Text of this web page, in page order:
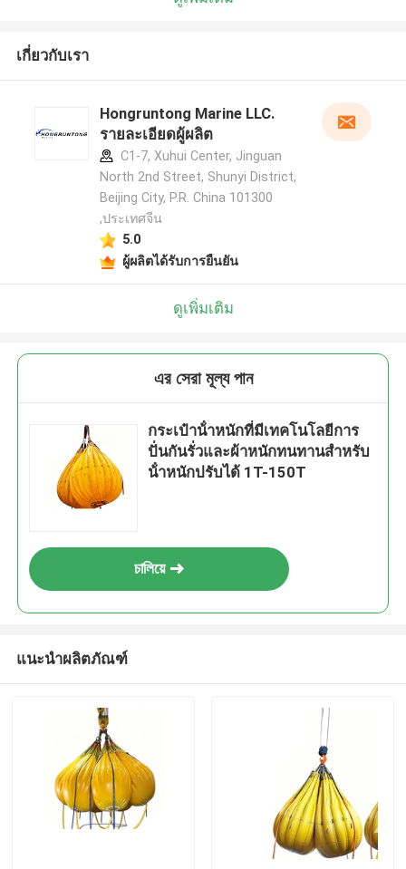
เกี่ยวกับเรา
Hongruntong Marine LLC.
รายละเอียดผู้ผลิต
C1-7, Xuhui Center, Jinguan
North 2nd Street, Shunyi District,
Beijing City, P.R. China 101300
,ประเทศจีน
5.0
ผู้ผลิตได้รับการยืนยัน
ดูเพิ่มเติม
এর সেরা মূল্য পান
กระเป๋าน้ําหนักที่มีเทคโนโลยีการ
ปั่นกันรั่วและผ้าหนักทนทานสําหรับ
น้ําหนักปรับได้ 1T-150T
চালিয়ে
แนะนำผลิตภัณฑ์